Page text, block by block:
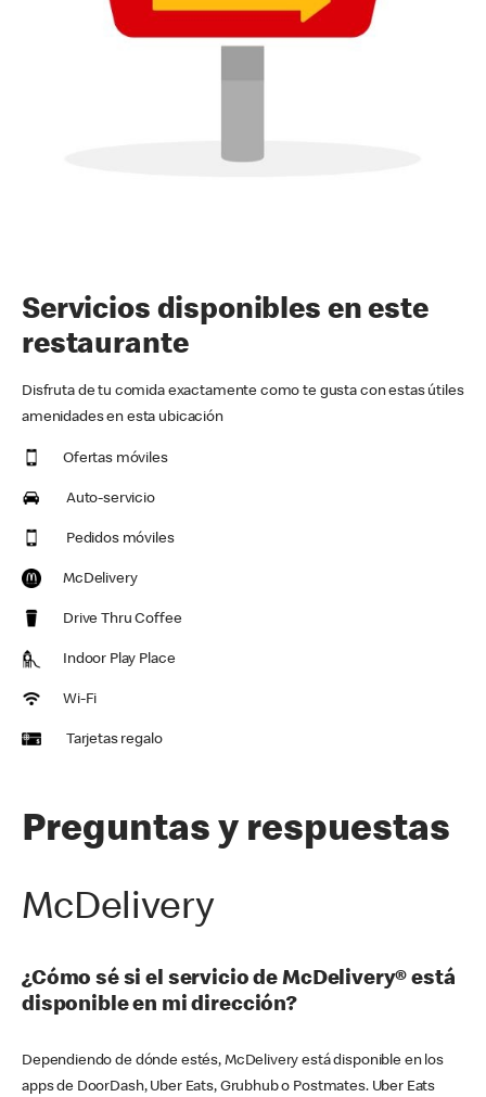
Servicios disponibles en este
restaurante
Disfruta de tu comida exactamente como te gusta con estas útiles
amenidades en esta ubicación
Ofertas móviles
Auto-servicio
Pedidos móviles
McDelivery
Drive Thru Coffee
Indoor Play Place
Wi-Fi
Tarjetas regalo
Preguntas y respuestas
McDelivery
¿Cómo sé si el servicio de McDelivery® está
disponible en mi dirección?
Dependiendo de dónde estés, McDelivery está disponible en los
apps de DoorDash, Uber Eats, Grubhub o Postmates. Uber Eats